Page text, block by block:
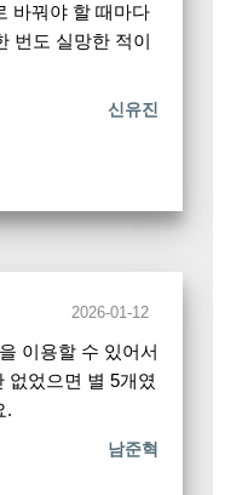
바꿔야 할 때마다
번도 실망한 적이
신유진
2026-01-12
이용할 수 있어서
없었으면 별 5개였
.
남준혁